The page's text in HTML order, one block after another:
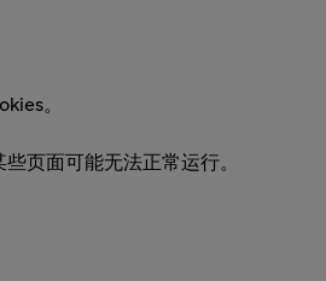
。
页面可能无法正常运行。